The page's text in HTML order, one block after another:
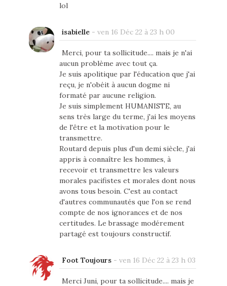
lol
isabielle- ven 16 Déc 22 à 23 h 00
Merci, pour ta sollicitude.... mais je n'ai
aucun problème avec tout ça.
Je suis apolitique par l'éducation que j'ai
reçu, je n'obéit à aucun dogme ni
formaté par aucune religion.
Je suis simplement HUMANISTE, au
sens très large du terme, j'ai les moyens
de l'être et la motivation pour le
transmettre.
Routard depuis plus d'un demi siècle, j'ai
appris à connaître les hommes, à
recevoir et transmettre les valeurs
morales pacifistes et morales dont nous
avons tous besoin. C'est au contact
d'autres communautés que l'on se rend
compte de nos ignorances et de nos
certitudes. Le brassage modérement
partagé est toujours constructif.
Foot Toujours- ven 16 Déc 22 à 23 h 03
Merci Juni, pour ta sollicitude.... mais je